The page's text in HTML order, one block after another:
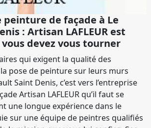
peinture de façade à Le
: Artisan LAFLEUR est
devez vous tourner
qui exigent la qualité des
pose de peinture sur leurs murs
Saint Denis, c’est vers l’entreprise
Artisan LAFLEUR qu’il faut se
une longue expérience dans le
sur une équipe de peintres qualifiés